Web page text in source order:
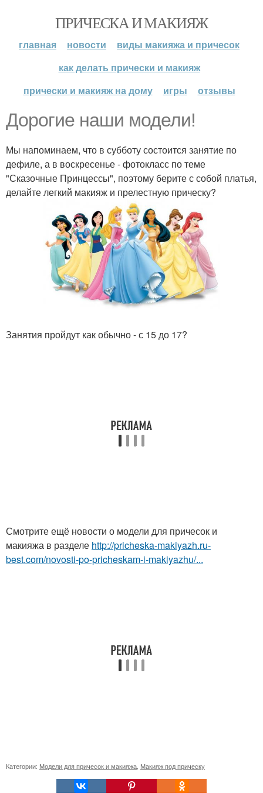
ПРИЧЕСКА И МАКИЯЖ
главная новости
виды макияжа и причесок
как делать прически и макияж
прически и макияж на дому
игры отзывы
Дорогие наши модели!
Мы напоминаем, что в субботу состоится занятие по
дефиле, а в воскресенье - фотокласс по теме
"Сказочные Принцессы", поэтому берите с собой платья,
делайте легкий макияж и прелестную прическу?
Занятия пройдут как обычно - с 15 до 17?
Смотрите ещё новости о модели для причесок и
макияжа в разделе http://pricheska-makiyazh.ru-
best.com/novosti-po-pricheskam-i-makiyazhu/...
Категории: Модели для причесок и макияжа Макияж под прическу